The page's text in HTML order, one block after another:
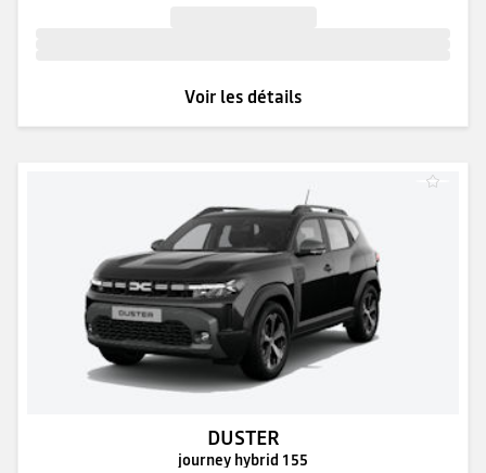
Voir les détails
DUSTER
journey hybrid 155